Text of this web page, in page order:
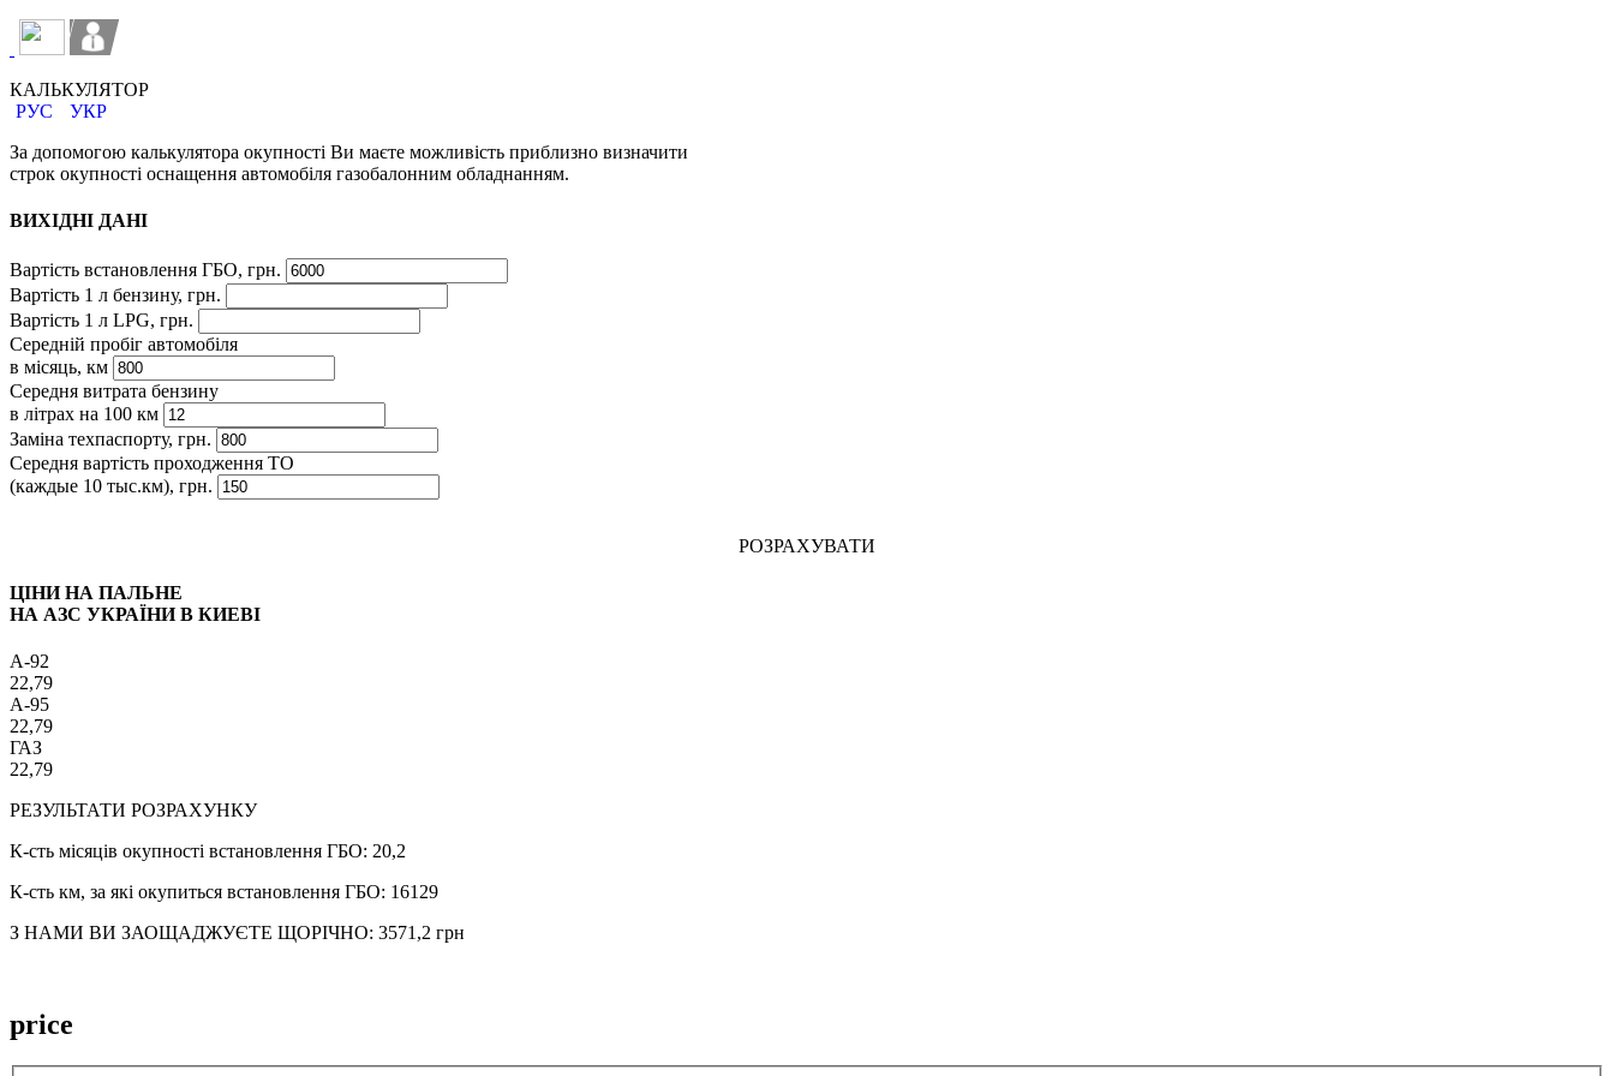
КАЛЬКУЛЯТОР
РУС
УКР
За допомогою калькулятора окупності Ви маєте можливість приблизно визначити
строк окупності оснащення автомобіля газобалонним обладнанням.
ВИХІДНІ ДАНІ
Вартість встановлення ГБО, грн.
Вартість 1 л бензину, грн.
Вартість 1 л LPG, грн.
Середній пробіг автомобіля
в місяць, км
Середня витрата бензину
в літрах на 100 км
Заміна техпаспорту, грн.
Середня вартість проходження ТО
(каждые 10 тыс.км), грн.
РОЗРАХУВАТИ
ЦІНИ НА ПАЛЬНЕ
НА АЗС УКРАЇНИ В КИЕВІ
A-92
22,79
A-95
22,79
ГАЗ
22,79
РЕЗУЛЬТАТИ РОЗРАХУНКУ
К-сть місяців окупності встановлення ГБО: 20,2
К-сть км, за які окупиться встановлення ГБО: 16129
З НАМИ ВИ ЗАОЩАДЖУЄТЕ ЩОРІЧНО: 3571,2 грн
price